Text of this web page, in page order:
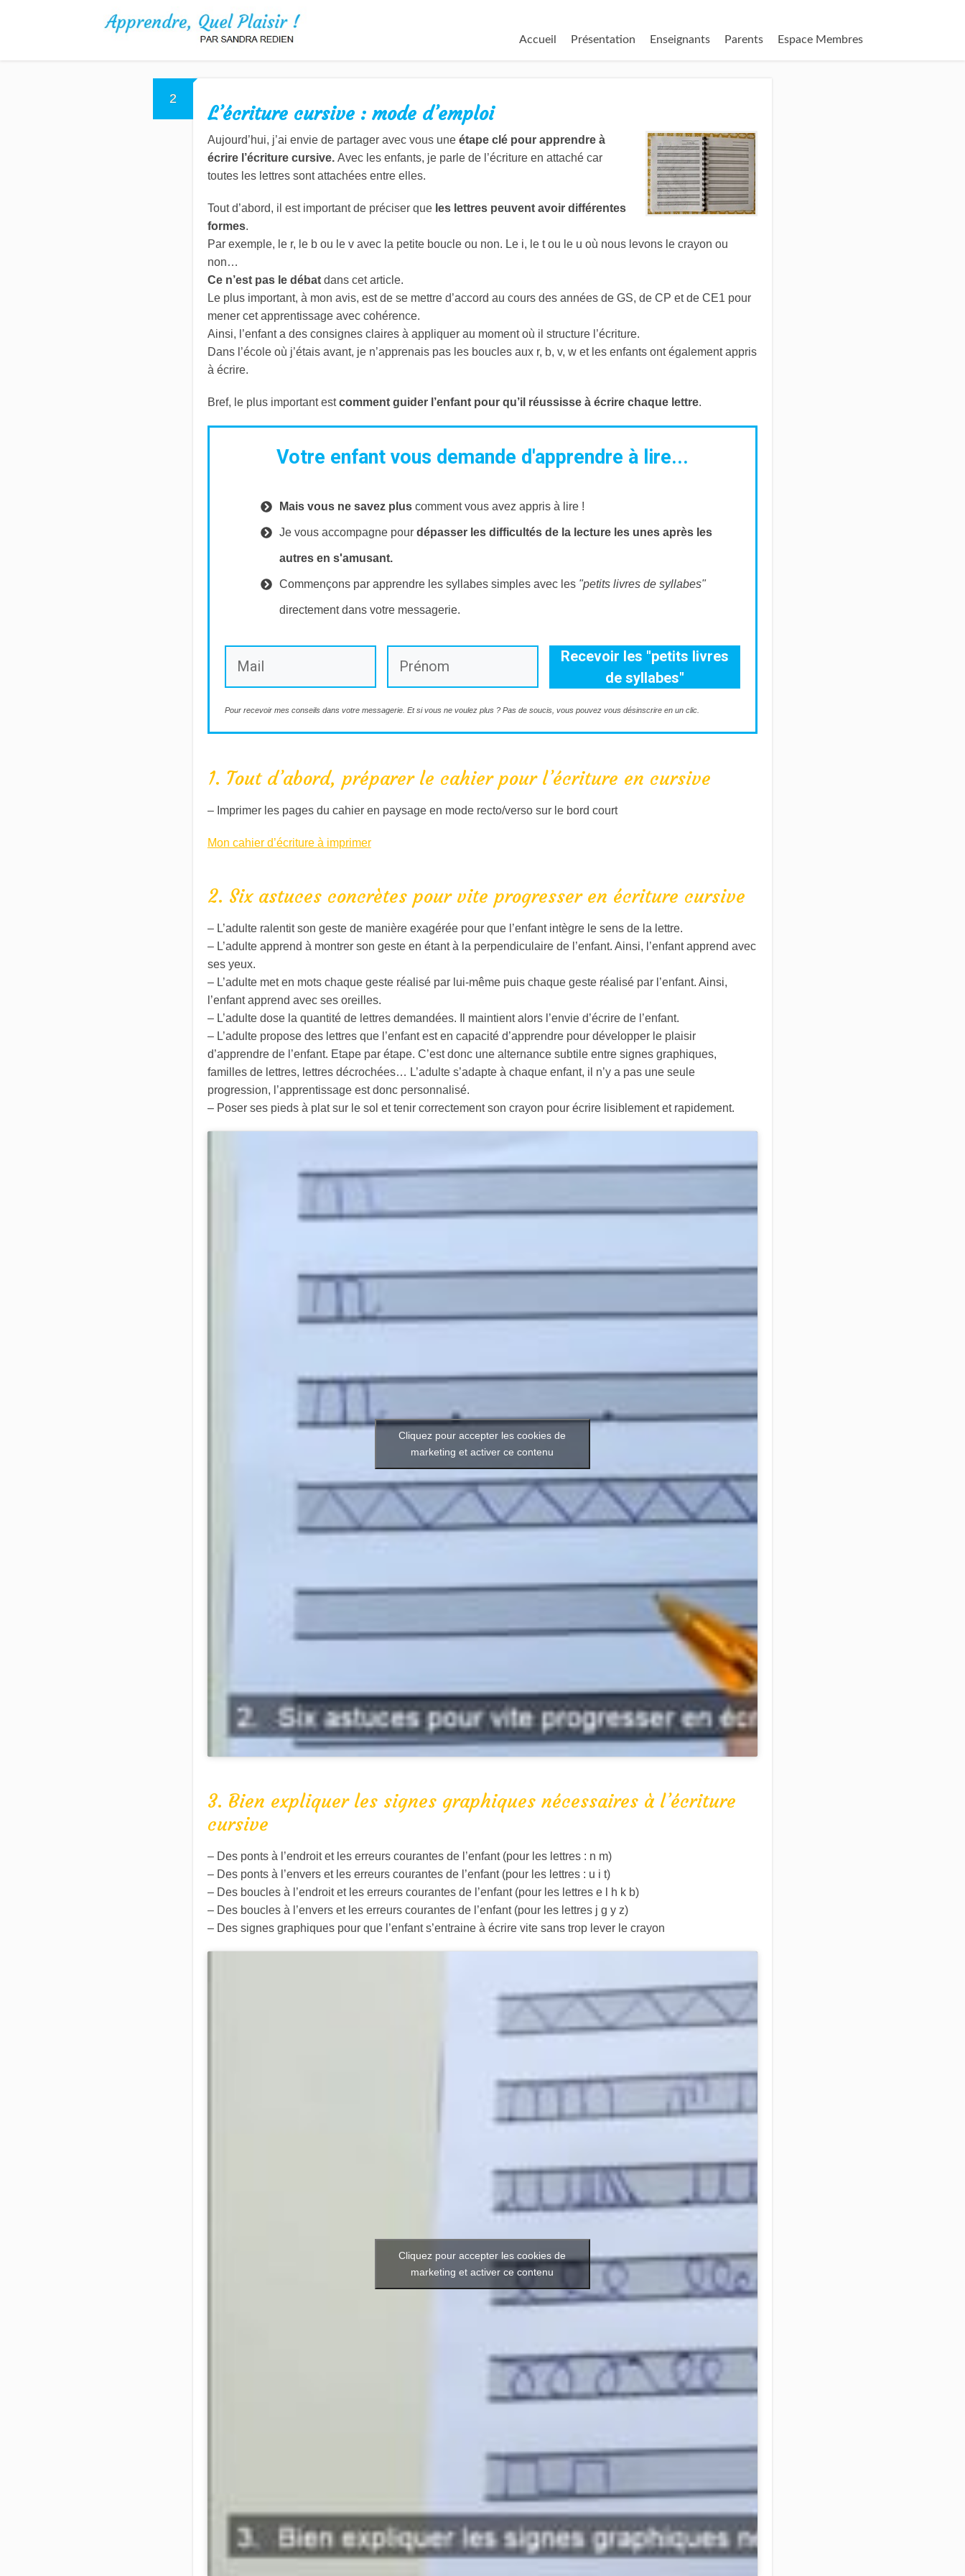
Accueil Présentation Enseignants Parents Espace Membres
2
L’écriture cursive : mode d’emploi
Aujourd’hui, j’ai envie de partager avec vous une étape clé pour apprendre à
écrire l’écriture cursive. Avec les enfants, je parle de l’écriture en attaché car
toutes les lettres sont attachées entre elles.
Tout d’abord, il est important de préciser que les lettres peuvent avoir différentes
formes.
Par exemple, le r, le b ou le v avec la petite boucle ou non. Le i, le t ou le u où nous levons le crayon ou
non…
Ce n’est pas le débatdans cet article.
Le plus important, à mon avis, est de se mettre d’accord au cours des années de GS, de CP et de CE1 pour
mener cet apprentissage avec cohérence.
Ainsi, l’enfant a des consignes claires à appliquer au moment où il structure l’écriture.
Dans l’école où j’étais avant, je n’apprenais pas les boucles aux r, b, v, w et les enfants ont également appris
à écrire.
Bref, le plus important estcomment guider l’enfant pour qu’il réussisse à écrire chaque lettre.
Votre enfant vous demande d'apprendre à lire...
Mais vous ne savez plus comment vous avez appris à lire !
Je vous accompagne pour dépasser les difficultés de la lecture les unes après les
autres en s'amusant.
Commençons par apprendre les syllabes simples avec les "petits livres de syllabes"
directement dans votre messagerie.
Recevoir les "petits livres
de syllabes"
Pour recevoir mes conseils ​dans votre messagerie. Et si vous ne voulez plus ? Pas de soucis, vous pouvez vous désinscrire en un clic.
1. Tout d’abord, préparer le cahier pour l’écriture en cursive
– Imprimer les pages du cahier en paysage en mode recto/verso sur le bord court
Mon cahier d’écriture à imprimer
2. Six astuces concrètes pour vite progresser en écriture cursive
– L’adulte ralentit son geste de manière exagérée pour que l’enfant intègre le sens de la lettre.
– L’adulte apprend à montrer son geste en étant à la perpendiculaire de l’enfant. Ainsi, l’enfant apprend avec
ses yeux.
– L’adulte met en mots chaque geste réalisé par lui-même puis chaque geste réalisé par l’enfant. Ainsi,
l’enfant apprend avec ses oreilles.
– L’adulte dose la quantité de lettres demandées. Il maintient alors l’envie d’écrire de l’enfant.
– L’adulte propose des lettres que l’enfant est en capacité d’apprendre pour développer le plaisir
d’apprendre de l’enfant. Etape par étape. C’est donc une alternance subtile entre signes graphiques,
familles de lettres, lettres décrochées… L’adulte s’adapte à chaque enfant, il n’y a pas une seule
progression, l’apprentissage est donc personnalisé.
– Poser ses pieds à plat sur le sol et tenir correctement son crayon pour écrire lisiblement et rapidement.
Cliquez pour accepter les cookies de
marketing et activer ce contenu
3. Bien expliquer les signes graphiques nécessaires à l’écriture
cursive
– Des ponts à l’endroit et les erreurs courantes de l’enfant (pour les lettres : n m)
– Des ponts à l’envers et les erreurs courantes de l’enfant (pour les lettres : u i t)
– Des boucles à l’endroit et les erreurs courantes de l’enfant (pour les lettres e l h k b)
– Des boucles à l’envers et les erreurs courantes de l’enfant (pour les lettres j g y z)
– Des signes graphiques pour que l’enfant s’entraine à écrire vite sans trop lever le crayon
Cliquez pour accepter les cookies de
marketing et activer ce contenu